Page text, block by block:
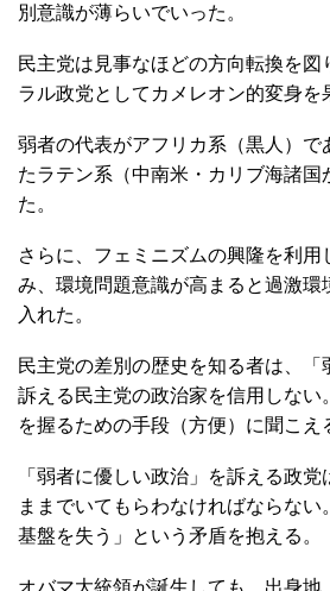
別意識が薄らいでいった。
民主党は見事なほどの方向転換を
ラル政党としてカメレオン的変身を
弱者の代表がアフリカ系（黒人）で
たラテン系（中南米・カリブ海諸国
た。
さらに、フェミニズムの興隆を利用
み、環境問題意識が高まると過激環
入れた。
民主党の差別の歴史を知る者は、「
訴える民主党の政治家を信用しない
を握るための手段（方便）に聞こえ
「弱者に優しい政治」を訴える政
ままでいてもらわなければならない
基盤を失う」という矛盾を抱える。
オバマ大統領が誕生しても、出身地